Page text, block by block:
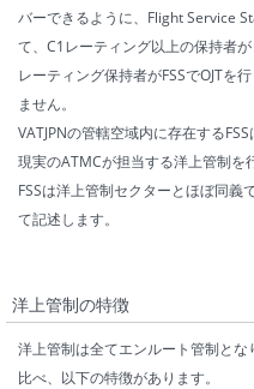
バーできるように、 Flight Service
て、C1レーティング以上の保持者
レーティング保持者がFSSでOJTを
ません。
VATJPNの管轄空域内に存在するFSS
現実のATMCが担当する洋上管制を
FSSは洋上管制セクターとほぼ同
て記述します。
洋上管制の特徴
洋上管制は全てエンルート管制と
比べ、以下の特徴があります。